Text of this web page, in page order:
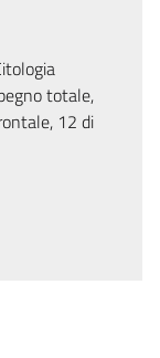
totale,
12 di